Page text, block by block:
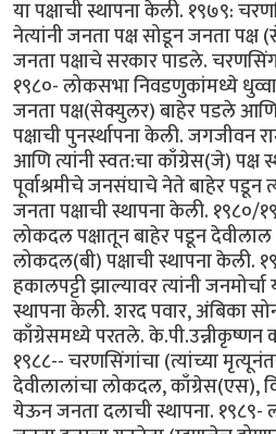
या पक्षाची स्थापना केली. १९७९:
नेत्यांनी जनता पक्ष सोडून जनता
जनता पक्षाचे सरकार पाडले.
१९८०- लोकसभा निवडणुकांमध्ये
जनता पक्ष(सेक्युलर) बाहेर पडले
पक्षाची पुनर्स्थापना केली. जगजीवन
आणि त्यांनी स्वत:चा काँग्रेस(जे) पक्ष
पूर्वाश्रमीचे जनसंघाचे नेते बाहेर पडून
जनता पक्षाची स्थापना केली. १९८०/
लोकदल पक्षातून बाहेर पडून देवीलाल
लोकदल(बी) पक्षाची स्थापना केली.
हकालपट्टी झाल्यावर त्यांनी
स्थापना केली. शरद पवार, अंबिका
काँग्रेसमध्ये परतले. के.पी.उन्नीकृष्णन
१९८८-- चरणसिंगांचा (त्यांच्या
देवीलालांचा लोकदल, काँग्रेस(एस),
येऊन जनता दलाची स्थापना.